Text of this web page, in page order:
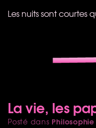
Les nuits sont courtes
La vie, les
Posté dans Philosophie